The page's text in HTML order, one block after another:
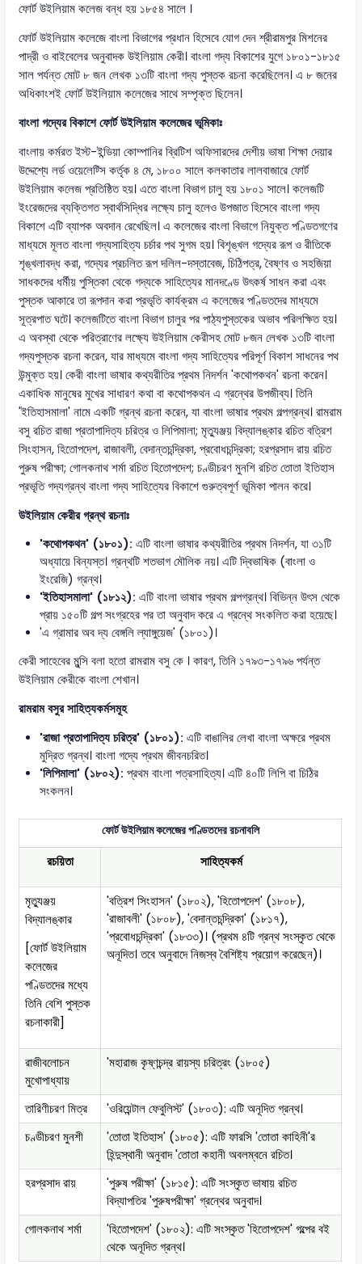
ফোর্ট উইলিয়াম কলেজ বন্ধ হয় ১৮৫৪ সালে ।
ফোর্ট উইলিয়াম কলেজে বাংলা বিভাগের প্রধান হিসেবে যোগ দেন শ্রীরামপুর মিশনের
পাদ্রী ও বাইবেলের অনুবাদক উইলিয়াম কেরী। বাংলা গদ্য বিকাশের যুগে ১৮০১-১৮১৫
সাল পর্যন্ত মোট ৮ জন লেখক ১৩টি বাংলা গদ্য পুস্তক রচনা করেছিলেন। এ ৮ জনের
অধিকাংশই ফোর্ট উইলিয়াম কলেজের সাথে সম্পৃক্ত ছিলেন।
বাংলা গদ্যের বিকাশে ফোর্ট উইলিয়াম কলেজের ভূমিকাঃ
বাংলায় কর্মরত ইস্ট-ইন্ডিয়া কোম্পানির ব্রিটিশ অফিসারদের দেশীয় ভাষা শিক্ষা দেয়ার
উদ্দেশ্যে লর্ড ওয়েলেট্সি কর্তৃক ৪ মে, ১৮০০ সালে কলকাতার লালবাজারে ফোর্ট
উইলিয়াম কলেজ প্রতিষ্ঠিত হয়। এতে বাংলা বিভাগ চালু হয় ১৮০১ সালে। কলেজটি
ইংরেজদের ব্যক্তিগত স্বার্থসিদ্ধির লক্ষ্যে চালু হলেও উপজাত হিসেবে বাংলা গদ্য
বিকাশে এটি ব্যাপক অবদান রেখেছিল। এ কলেজের বাংলা বিভাগে নিযুক্ত পণ্ডিতগণের
মাধ্যমে মূলত বাংলা গদ্যসাহিত্য চর্চার পথ সুগম হয়। বিশৃঙ্খল গদ্যের রূপ ও রীতিকে
শৃঙ্খলাবদ্ধ করা, গদ্যের প্রচলিত রূপ দলিল-দস্তাবেজ, চিঠিপত্র, বৈষ্ণব ও সহজিয়া
সাধকদের ধর্মীয় পুস্তিকা থেকে গদ্যকে সাহিত্যের মানদণ্ডে উৎকর্ষ সাধন করা এবং
পুস্তক আকারে তা রূপদান করা প্রভৃতি কার্যক্রম এ কলেজের পণ্ডিতদের মাধ্যমে
সূত্রপাত ঘটে। কলেজটিতে বাংলা বিভাগ চালুর পর পাঠ্যপুস্তকের অভাব পরিলক্ষিত হয়।
এ অবস্থা থেকে পরিত্রাণের লক্ষ্যে উইলিয়াম কেরীসহ মোট ৮জন লেখক ১৩টি বাংলা
গদ্যপুস্তক রচনা করেন, যার মাধ্যমে বাংলা গদ্য সাহিত্যের পরিপূর্ণ বিকাশ সাধনের পথ
উন্মুক্ত হয়। কেরী বাংলা ভাষার কথ্যরীতির প্রথম নিদর্শন 'কথোপকথন' রচনা করেন।
একাধিক মানুষের মুখের সাধারণ কথা বা কথোপকথন এ গ্রন্থের উপজীব্য। তিনি
'ইতিহাসমালা' নামে একটি গ্রন্থ রচনা করেন, যা বাংলা ভাষার প্রথম গল্পগ্রন্থ। রামরাম
বসু রচিত রাজা প্রতাপাদিত্য চরিত্র ও লিপিমালা; মৃত্যুঞ্জয় বিদ্যালঙ্কার রচিত বত্রিশ
সিংহাসন, হিতোপদেশ, রাজাবলী, বেদান্তচন্দ্রিকা, প্রবোধচন্দ্রিকা; হরপ্রসাদ রায় রচিত
পুরুষ পরীক্ষা; গোলকনাথ শর্মা রচিত হিতোপদেশ; চণ্ডীচরণ মুনশি রচিত তোতা ইতিহাস
প্রভৃতি গদ্যগ্রন্থ বাংলা গদ্য সাহিত্যের বিকাশে গুরুত্বপূর্ণ ভূমিকা পালন করে।
উইলিয়াম কেরীর গ্রন্থ রচনাঃ
'কথোপকথন' (১৮০১): এটি বাংলা ভাষার কথ্যরীতির প্রথম নিদর্শন, যা ৩১টি
অধ্যায়ে বিন্যস্ত। গ্রন্থটি শতভাগ মৌলিক নয়। এটি দ্বিভাষিক (বাংলা ও
ইংরেজি) গ্রন্থ।
'ইতিহাসমালা' (১৮১২): এটি বাংলা ভাষার প্রথম গল্পগ্রন্থ। বিভিন্ন উৎস থেকে
প্রায় ১৫০টি গল্প সংগ্রহের পর তা অনুবাদ করে এ গ্রন্থে সংকলিত করা হয়েছে।
'এ গ্রামার অব দ্য বেঙ্গলি ল্যাঙ্গুয়েজ' (১৮০১)।
কেরী সাহেবের মুন্সি বলা হতো রামরাম বসু কে । কারণ, তিনি ১৭৯৩-১৭৯৬ পর্যন্ত
উইলিয়াম কেরীকে বাংলা শেখান।
রামরাম বসুর সাহিত্যকর্মসমূহ
'রাজা প্রতাপাদিত্য চরিত্র' (১৮০১): এটি বাঙালির লেখা বাংলা অক্ষরে প্রথম
মুদ্রিত গ্রন্থ। বাংলা গদ্যে প্রথম জীবনচরিত।
'লিপিমালা' (১৮০২): প্রথম বাংলা পত্রসাহিত্য। এটি ৪০টি লিপি বা চিঠির
সংকলন।
ফোর্ট উইলিয়াম কলেজের পণ্ডিতদের রচনাবলি
রচয়িতা সাহিত্যকর্ম
মৃত্যুঞ্জয়
বিদ্যালঙ্কার
[ফোর্ট উইলিয়াম
কলেজের
পণ্ডিতদের মধ্যে
তিনি বেশি পুস্তক
রচনাকারী]
'বত্রিশ সিংহাসন' (১৮০২), 'হিতোপদেশ' (১৮০৮),
'রাজাবলী' (১৮০৮), 'বেদান্তচন্দ্রিকা' (১৮১৭),
'প্রবোধচন্দ্রিকা' (১৮৩৩)। (প্রথম ৪টি গ্রন্থ সংস্কৃত থেকে
অনূদিত। তবে অনুবাদে নিজস্ব বৈশিষ্ট্য প্রয়োগ করেছেন)।
রাজীবলোচন
মুখোপাধ্যায়
'মহারাজ কৃষ্ণচন্দ্র রায়স্য চরিত্রং (১৮০৫)
তারিণীচরণ মিত্র
'ওরিয়েন্টাল ফেবুলিস্ট' (১৮০৩): এটি অনূদিত গ্রন্থ।
চণ্ডীচরণ মুনশী
'তোতা ইতিহাস' (১৮০৫): এটি ফারসি 'তোতা কাহিনী'র
হিন্দুস্থানী অনুবাদ 'তোতা কহানী অবলম্বনে রচিত।
হরপ্রসাদ রায়
'পুরুষ পরীক্ষা' (১৮১৫): এটি সংস্কৃত ভাষায় রচিত
বিদ্যাপতির 'পুরুষপরীক্ষা' গ্রন্থের অনুবাদ।
গোলকনাথ শর্মা
'হিতোপদেশ' (১৮০২): এটি সংস্কৃত 'হিতোপদেশ' গল্পের বই
থেকে অনূদিত গ্রন্থ।